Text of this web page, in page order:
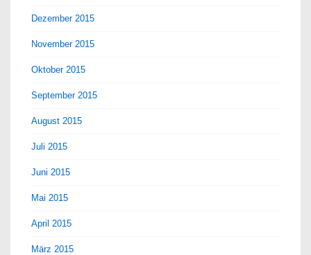
Dezember 2015
November 2015
Oktober 2015
September 2015
August 2015
Juli 2015
Juni 2015
Mai 2015
April 2015
März 2015